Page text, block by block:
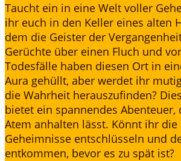
Taucht ein in eine Welt voller
ihr euch in den Keller eines alten
dem die Geister der
Gerüchte über einen Fluch und
Todesfälle haben diesen Ort in
Aura gehüllt, aber werdet ihr
die Wahrheit herauszufinden?
bietet ein spannendes Abenteuer,
Atem anhalten lässt. Könnt ihr die
Geheimnisse entschlüsseln und
entkommen, bevor es zu spät ist?